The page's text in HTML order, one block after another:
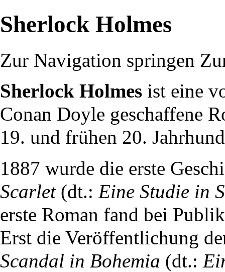
Sherlock Holmes
Zur Navigation springen
Sherlock Holmes ist eine
Conan Doyle geschaffene
19. und frühen 20.
1887 wurde die erste
Scarlet(dt.: Eine Studie in
erste Roman fand bei
Erst die Veröffentlichung
Scandal in Bohemia (dt.: